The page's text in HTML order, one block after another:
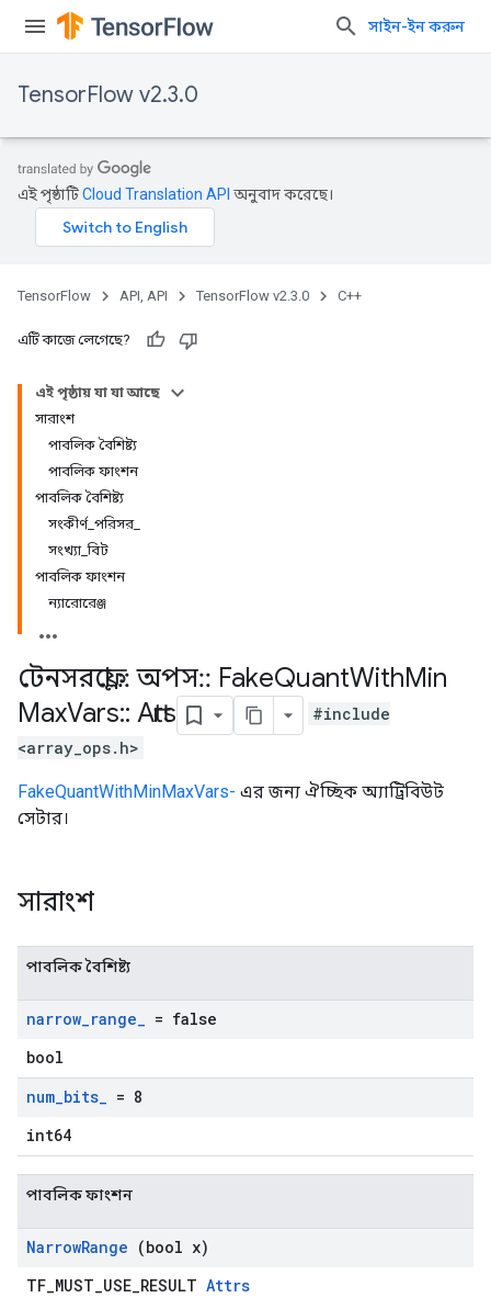
সাইন-ইন করুন
TensorFlow v2.3.0
এই পৃষ্ঠাটিCloud Translation API অনুবাদ করেছে।
TensorFlow API, API TensorFlow v2.3.0 C++
এটি কাজে লেগেছে?
এই পৃষ্ঠায় যা যা আছে
সারাংশ
পাবলিক বৈশিষ্ট্য
পাবলিক ফাংশন
পাবলিক বৈশিষ্ট্য
সংকীর্ণ_পরিসর_
সংখ্যা_বিট
পাবলিক ফাংশন
ন্যারোরেঞ্জ
টেনসরফ্লো:: অপস:: FakeQuantWithMin
MaxVars:: Attrs
#include
<array_ops.h>
FakeQuantWithMinMaxVars- এর জন্য ঐচ্ছিক অ্যাট্রিবিউট
সেটার।
সারাংশ
পাবলিক বৈশিষ্ট্য
narrow_range_ = false
bool
num_bits_ = 8
int64
পাবলিক ফাংশন
NarrowRange (bool x)
TF_MUST_USE_RESULT Attrs